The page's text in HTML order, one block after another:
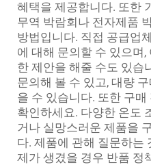
혜택을 제공합니다. 또한
무역 박람회나 전자제품
방법입니다. 직접 공급업
에 대해 문의할 수 있으며
한 제안을 해줄 수도 있습
문의해 볼 수 있고, 대량
을 수 있습니다. 또한 구
확인하세요. 다양한 온도
거나 실망스러운 제품을
다. 제품에 관해 질문하는
제가 생겼을 경우 반품 정